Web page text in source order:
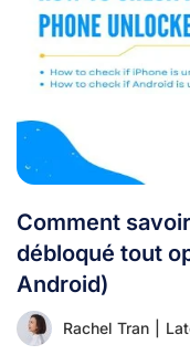
Comment
débloqué tout
Android)
Rachel Tran